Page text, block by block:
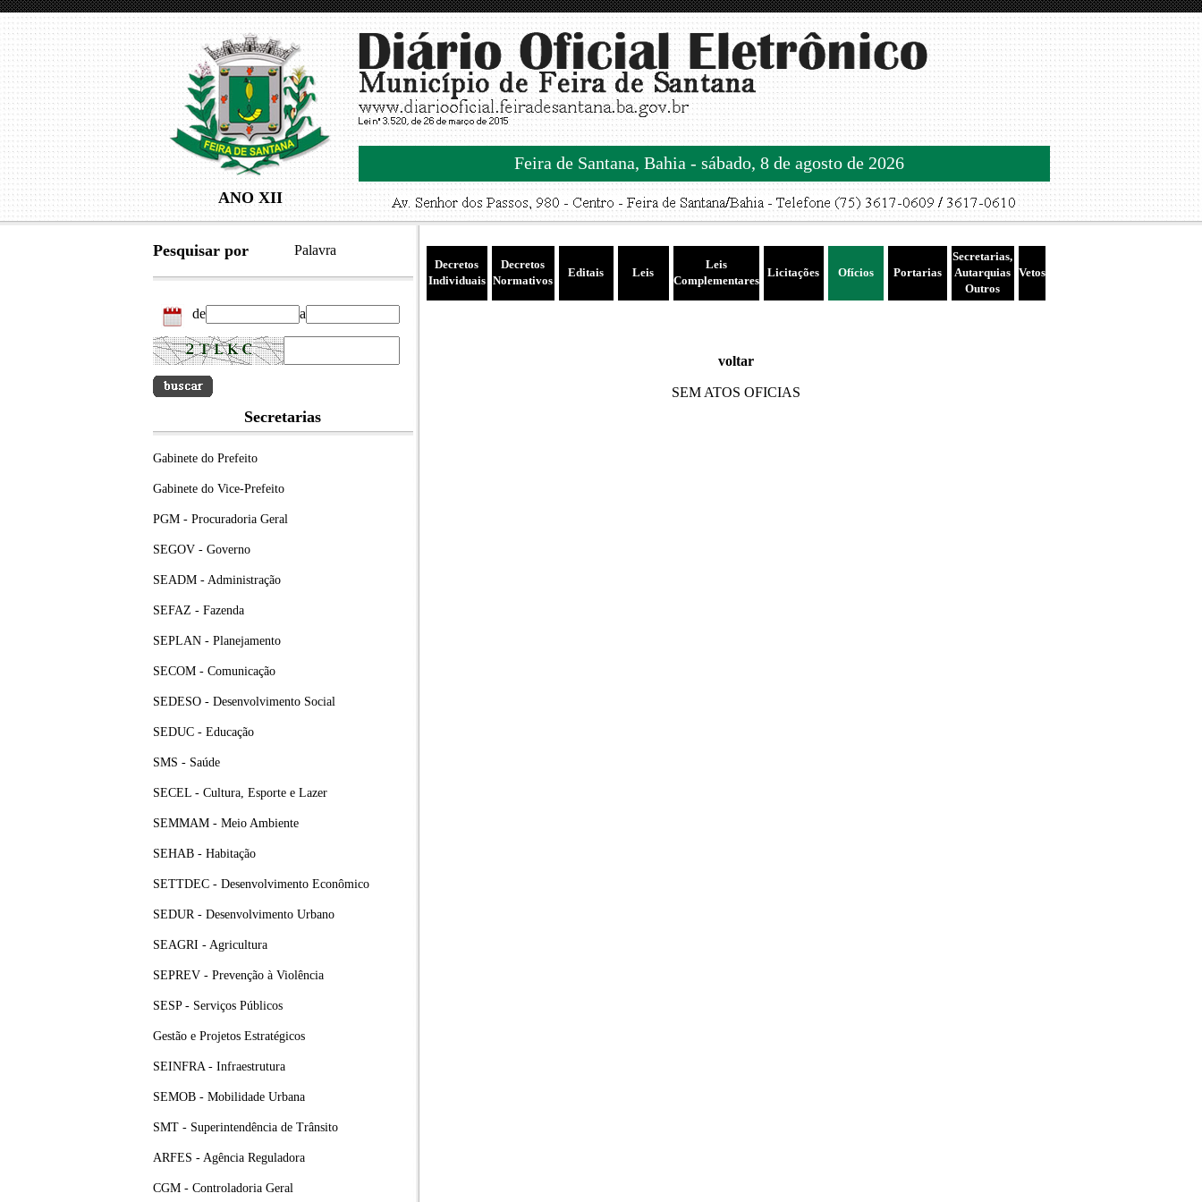
ANO XII
Feira de Santana, Bahia - sábado, 8 de agosto de 2026
Pesquisar por Palavra
de a
Secretarias
Gabinete do Prefeito
Gabinete do Vice-Prefeito
PGM - Procuradoria Geral
SEGOV - Governo
SEADM - Administração
SEFAZ - Fazenda
SEPLAN - Planejamento
SECOM - Comunicação
SEDESO - Desenvolvimento Social
SEDUC - Educação
SMS - Saúde
SECEL - Cultura, Esporte e Lazer
SEMMAM - Meio Ambiente
SEHAB - Habitação
SETTDEC - Desenvolvimento Econômico
SEDUR - Desenvolvimento Urbano
SEAGRI - Agricultura
SEPREV - Prevenção à Violência
SESP - Serviços Públicos
Gestão e Projetos Estratégicos
SEINFRA - Infraestrutura
SEMOB - Mobilidade Urbana
SMT - Superintendência de Trânsito
ARFES - Agência Reguladora
CGM - Controladoria Geral
Decretos
Individuais
Decretos
Normativos
Editais Leis
Leis
Complementares
Licitações Ofícios Portarias
Secretarias,
Autarquias
Outros
Vetos
voltar
SEM ATOS OFICIAS